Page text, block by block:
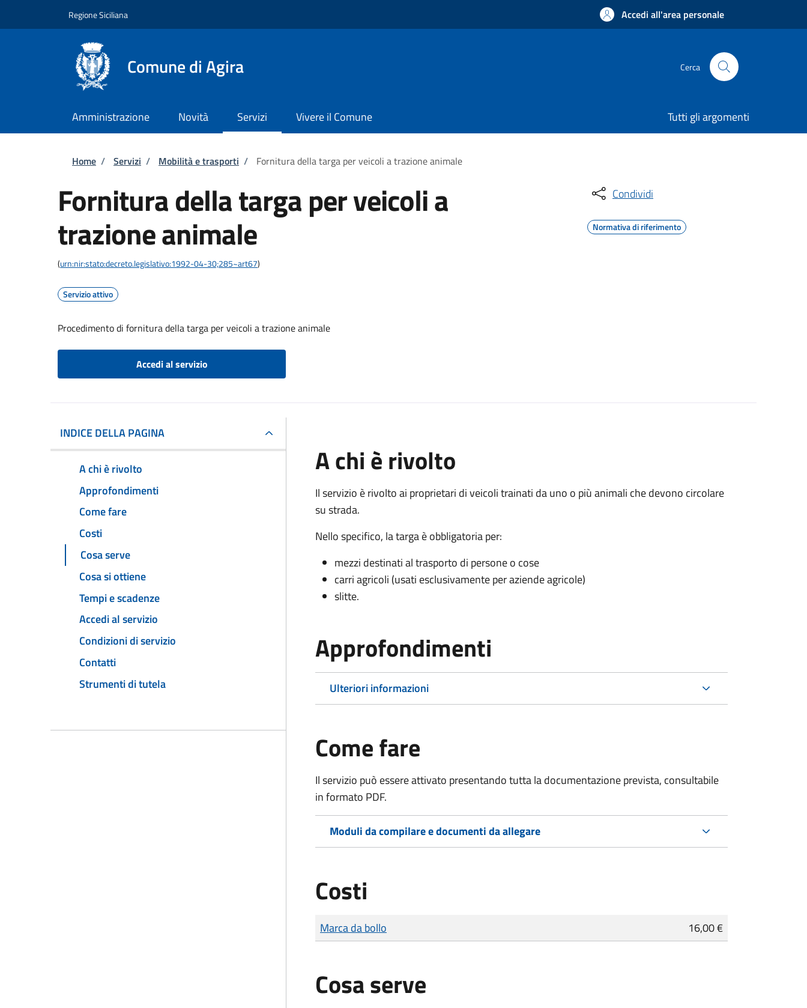
Regione Siciliana Accedi all'area personale
Comune di Agira Cerca
Amministrazione Novità Servizi Vivere il Comune Tutti gli argomenti
Briciole di pane
Home / Servizi / Mobilità e trasporti / Fornitura della targa per veicoli a trazione animale
Fornitura della targa per veicoli a
trazione animale
(urn:nir:stato:decreto.legislativo:1992-04-30;285~art67)
Servizio attivo
Procedimento di fornitura della targa per veicoli a trazione animale
Accedi al servizio
Condividi
Normativa di riferimento
INDICE DELLA PAGINA
A chi è rivolto
Approfondimenti
Come fare
Costi
Cosa serve
Cosa si ottiene
Tempi e scadenze
Accedi al servizio
Condizioni di servizio
Contatti
Strumenti di tutela
A chi è rivolto
Il servizio è rivolto ai proprietari di veicoli trainati da uno o più animali che devono circolare
su strada.
Nello specifico, la targa è obbligatoria per:
mezzi destinati al trasporto di persone o cose
carri agricoli (usati esclusivamente per aziende agricole)
slitte.
Approfondimenti
Ulteriori informazioni
Come fare
Il servizio può essere attivato presentando tutta la documentazione prevista, consultabile
in formato PDF.
Moduli da compilare e documenti da allegare
Costi
Tipo di pagamento
Importo
Marca da bollo 16,00 €
Cosa serve